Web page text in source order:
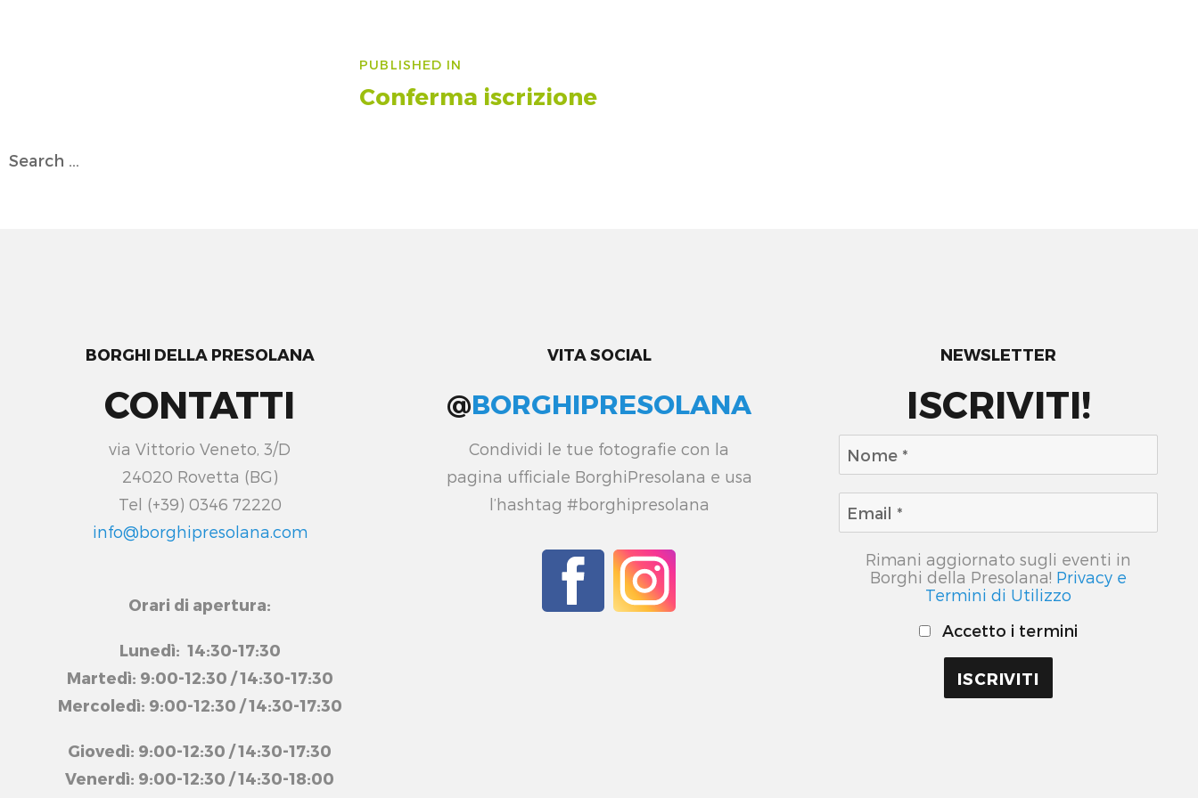
articoli
PUBLISHED IN
Conferma iscrizione
Search
BORGHI DELLA PRESOLANA
CONTATTI
via Vittorio Veneto, 3/D
24020 Rovetta (BG)
Tel (+39) 0346 72220
info@borghipresolana.com
Orari di apertura:
Lunedì: 14:30-17:30
Martedì: 9:00-12:30 / 14:30-17:30
Mercoledì: 9:00-12:30 / 14:30-17:30
Giovedì: 9:00-12:30 / 14:30-17:30
Venerdì: 9:00-12:30 / 14:30-18:00
VITA SOCIAL
@BORGHIPRESOLANA
Condividi le tue fotografie con la
pagina ufficiale BorghiPresolana e usa
l’hashtag #borghipresolana
NEWSLETTER
ISCRIVITI!
Rimani aggiornato sugli eventi in
Borghi della Presolana! Privacy e
Termini di Utilizzo
Accetto i termini